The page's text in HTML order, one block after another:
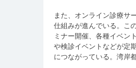
また、オンライン診療サ
仕組みが進んでいる。こ
ミナー開催、各種イベン
や検診イベントなどが定
につながっている。湾岸